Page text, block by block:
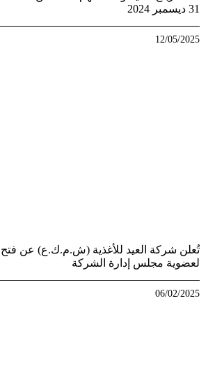
31 ديسمبر 2024
12/05/2025
تُعلن شركة العيد للأغذية (ش.م.ك.ع) عن فتح
لعضوية مجلس إدارة الشركة
06/02/2025